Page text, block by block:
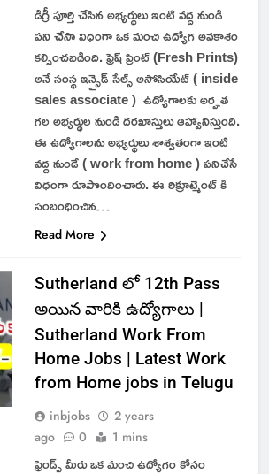
డిగ్రీ పూర్తి చేసిన అభ్యర్థులు ఇంటి వద్ద నుండి
పని చేసా విధంగా ఒక మంచి ఉద్యోగ అవకాశం
కల్పించబడింది. ఫ్రెష్ ప్రింట్ (Fresh Prints)
అనే సంస్థ ఇన్సైడ్ సేల్స్ అసోసియేట్ ( inside
sales associate ) ఉద్యోగాలకు అర్హత
గల అభ్యర్థుల నుండి దరఖాస్తులు ఆహ్వానిస్తుంది.
ఈ ఉద్యోగాలను అభ్యర్థులు శాశ్వతంగా ఇంటి
వద్ద నుండే ( work from home ) పనిచేసే
విధంగా రూపొందించారు. ఈ రిక్రూట్మెంట్ కి
సంబంధించిన…
Read More
Sutherland లో 12th Pass
అయిన వారికి ఉద్యోగాలు |
Sutherland Work From
Home Jobs | Latest Work
from Home jobs in Telugu
inbjobs
2 years
ago
0 1 mins
ఫ్రెండ్స్ మీరు ఒక మంచి ఉద్యోగం కోసం